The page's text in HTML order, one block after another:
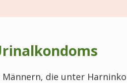
die unter